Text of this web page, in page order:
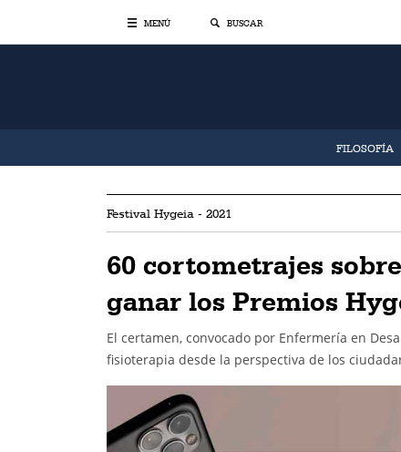
MENÚ BUSCAR
FILOSOFÍA
Festival Hygeia - 2021
60 cortometrajes
ganar los Premios
El certamen, convocado por Enfermería en
fisioterapia desde la perspectiva de los